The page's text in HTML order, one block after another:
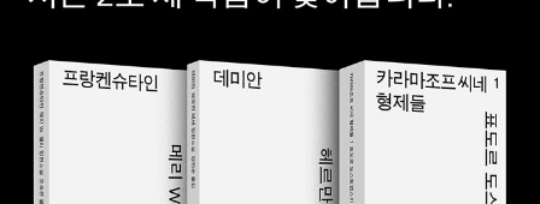
작은 《가난한 사람들》, 《백야》, 《분신》,《죽음의 집의 기록》, 《지
하에서 쓴 회상록》, 《도박사》,《죄와 벌》, 《백치》, 《악령》, 《미성
년》, 《카라마조프가의 형제들》 등이 있다.